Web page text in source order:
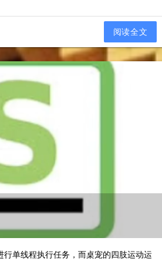
阅读全文
单线程执行任务，而桌宠的四肢运动运